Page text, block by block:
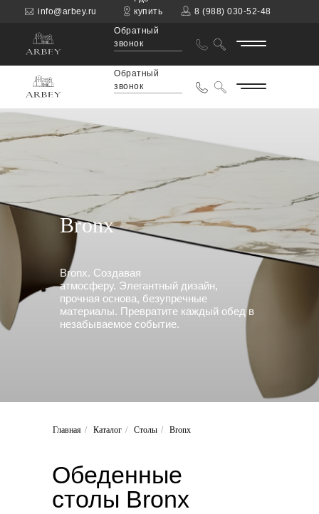
купить
8 (988) 030-52-48
info@arbey.ru
Обратный
звонок
Обратный
звонок
Bronx
Bronx. Создавая
атмосферу. Элегантный дизайн,
прочная основа, безупречные
материалы. Превратите каждый обед в
незабываемое событие.
Главная / Каталог / Столы / Bronx
Обеденные
столы Bronx